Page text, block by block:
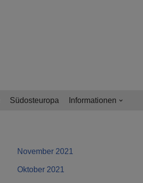
Südosteuropa Informationen
November 2021
Oktober 2021